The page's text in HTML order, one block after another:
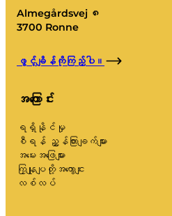
Almegårdsvej ၈
3700 Ronne
ဖွင့်ချိန်ကိုကြည့်ပါ။
အကြောင်း
ရရှိနိုင်မှု
စီရန် ညွှန်ကြားချက်များ
အမေးအဖြေများ
ကြှနျုပျတို့အကွောငျး
လစ်လပ်